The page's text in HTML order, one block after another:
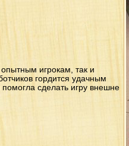
игрокам, так и
гордится удачным
сделать игру внешне